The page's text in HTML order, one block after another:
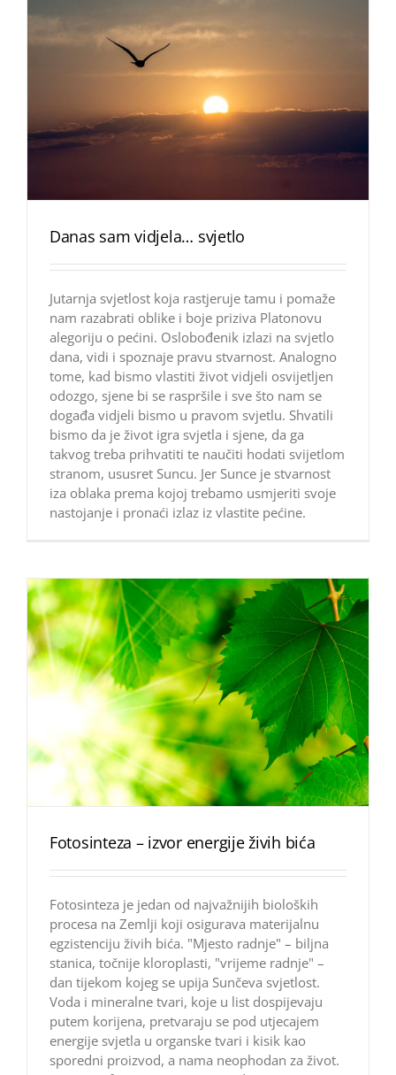
Danas sam vidjela… svjetlo
Jutarnja svjetlost koja rastjeruje tamu i pomaže
nam razabrati oblike i boje priziva Platonovu
alegoriju o pećini. Oslobođenik izlazi na svjetlo
dana, vidi i spoznaje pravu stvarnost. Analogno
tome, kad bismo vlastiti život vidjeli osvijetljen
odozgo, sjene bi se raspršile i sve što nam se
događa vidjeli bismo u pravom svjetlu. Shvatili
bismo da je život igra svjetla i sjene, da ga
takvog treba prihvatiti te naučiti hodati svijetlom
stranom, ususret Suncu. Jer Sunce je stvarnost
iza oblaka prema kojoj trebamo usmjeriti svoje
nastojanje i pronaći izlaz iz vlastite pećine.
Fotosinteza – izvor energije živih bića
Fotosinteza je jedan od najvažnijih bioloških
procesa na Zemlji koji osigurava materijalnu
egzistenciju živih bića. "Mjesto radnje" – biljna
stanica, točnije kloroplasti, "vrijeme radnje" –
dan tijekom kojeg se upija Sunčeva svjetlost.
Voda i mineralne tvari, koje u list dospijevaju
putem korijena, pretvaraju se pod utjecajem
energije svjetla u organske tvari i kisik kao
sporedni proizvod, a nama neophodan za život.